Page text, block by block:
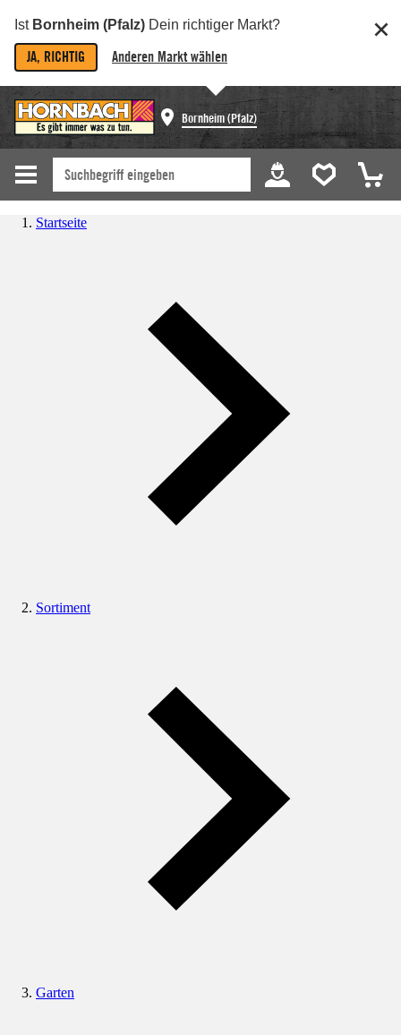
Ist Bornheim (Pfalz) Dein richtiger Markt?
JA, RICHTIG Anderen Markt wählen
Bornheim (Pfalz)
Startseite
Sortiment
Garten